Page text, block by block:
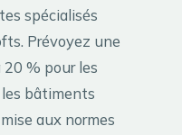
spécialisés
Prévoyez une
20 % pour les
bâtiments
aux normes